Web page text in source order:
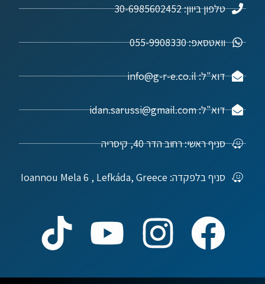
טלפון ביוון: 30-6985602452
וואטסאפ: 055-9908330
דוא"ל: info@g-r-e.co.il
דוא"ל: idan.sarussi@gmail.com
סניף ראשי: רחוב הדר 40, קיסריה
סניף בלפקדה: Ioannou Mela 6 , Lefkáda, Greece